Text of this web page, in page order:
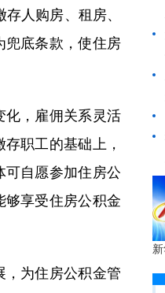
人购房、租房、
兜底条款，使住房
，雇佣关系灵活
职工的基础上，
可自愿参加住房公
够享受住房公积金
为住房公积金管